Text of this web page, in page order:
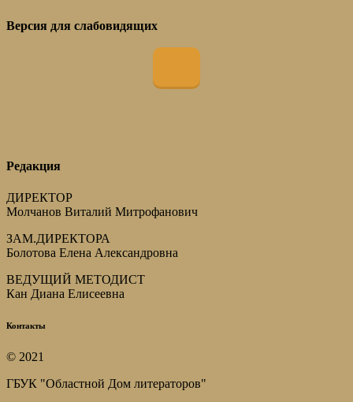
Версия для слабовидящих
Редакция
ДИРЕКТОР
Молчанов Виталий Митрофанович
ЗАМ.ДИРЕКТОРА
Болотова Елена Александровна
ВЕДУЩИЙ МЕТОДИСТ
Кан Диана Елисеевна
Контакты
© 2021
ГБУК "Областной Дом литераторов"